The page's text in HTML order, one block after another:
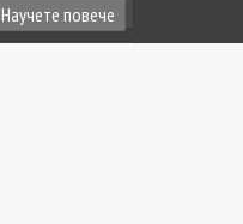
Научете повече